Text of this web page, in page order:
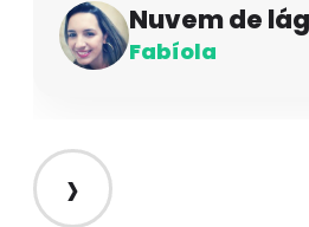
Nuvem de
Fabíola
›